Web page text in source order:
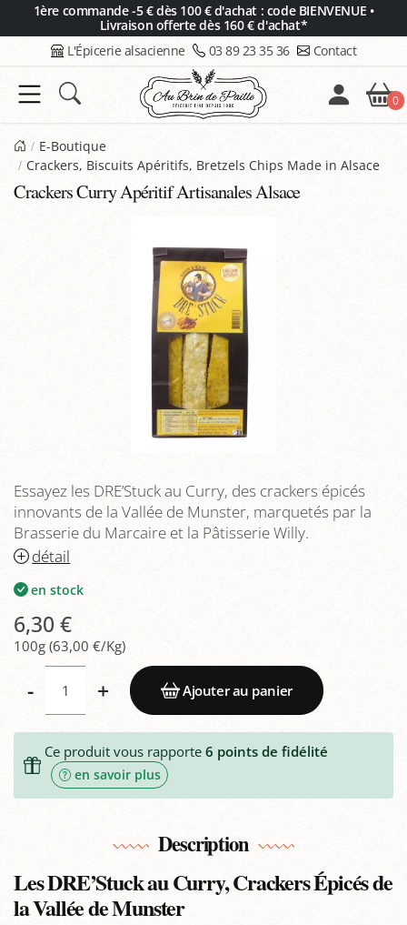
1ère commande -5 € dès 100 € d'achat : code BIENVENUE •
Livraison offerte dès 160 € d'achat*
L'Épicerie alsacienne 03 89 23 35 36 Contact
0
E-Boutique
Crackers, Biscuits Apéritifs, Bretzels Chips Made in Alsace
Crackers Curry Apéritif Artisanales Alsace
Essayez les DRE’Stuck au Curry, des crackers épicés
innovants de la Vallée de Munster, marquetés par la
Brasserie du Marcaire et la Pâtisserie Willy.
détail
en stock
6,30 €
100g (63,00 €/Kg)
- + Ajouter au panier
Ce produit vous rapporte 6 points de fidélité
en savoir plus
Description
Les DRE’Stuck au Curry, Crackers Épicés de
la Vallée de Munster
Panneau de gestion des cookies